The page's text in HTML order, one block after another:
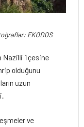
EKODOS
Nazilli ilçesine
olduğunu
uzun
ve